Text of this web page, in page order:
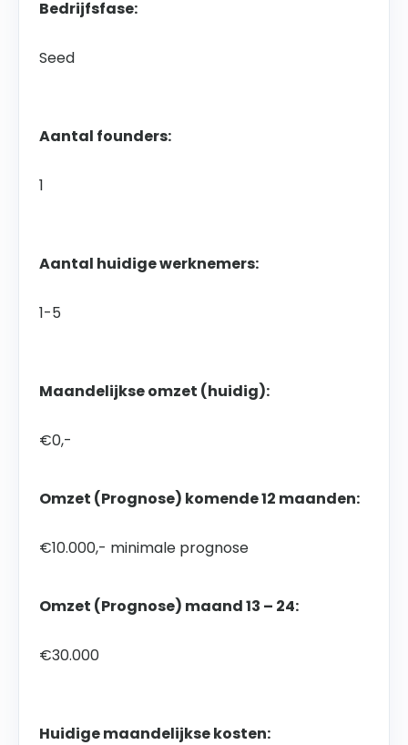
Bedrijfsfase:
Seed
Aantal founders:
1
Aantal huidige werknemers:
1-5
Maandelijkse omzet (huidig):
€0,-
Omzet (Prognose) komende 12 maanden:
€10.000,- minimale prognose
Omzet (Prognose) maand 13 – 24:
€30.000
Huidige maandelijkse kosten: